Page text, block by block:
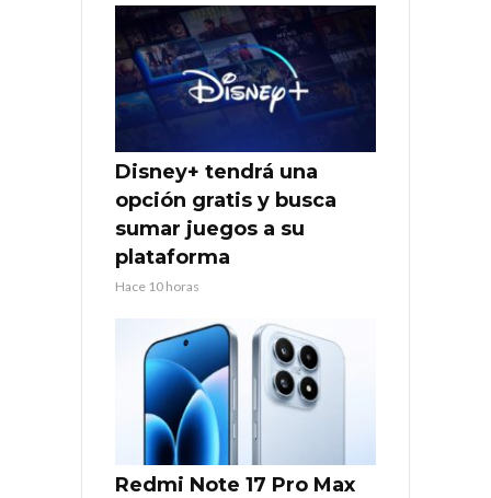
Disney+ tendrá una
opción gratis y busca
sumar juegos a su
plataforma
Hace 10 horas
Redmi Note 17 Pro Max